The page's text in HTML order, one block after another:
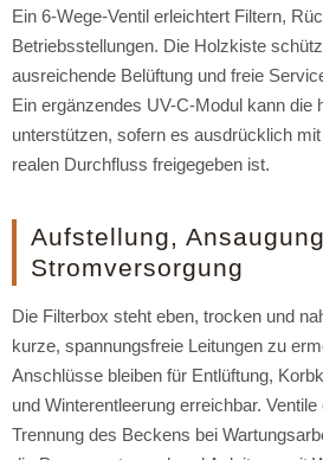
Ein 6-Wege-Ventil erleichtert Filtern,
Betriebsstellungen. Die Holzkiste
ausreichende Belüftung und freie
Ein ergänzendes UV-C-Modul kann die
unterstützen, sofern es ausdrücklich
realen Durchfluss freigegeben ist.
Aufstellung,
Stromversorgung
Die Filterbox steht eben, trocken und
kurze, spannungsfreie Leitungen zu
Anschlüsse bleiben für Entlüftung,
und Winterentleerung erreichbar.
Trennung des Beckens bei